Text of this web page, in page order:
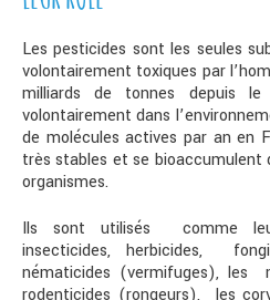
Les pesticides sont les seules
volontairement toxiques par
milliards de tonnes depuis
volontairement dans
de molécules actives par an en
très stables et se bioaccumulent
organismes.
Ils sont utilisés comme
insecticides, herbicides,
nématicides (vermifuges), les
rodenticides (rongeurs), les